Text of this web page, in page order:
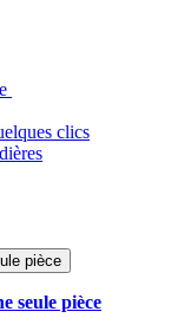
clics
pièce
seule pièce